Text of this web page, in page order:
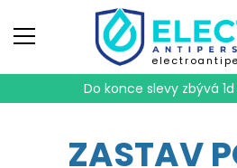
Do konce slevy zbývá
ZASTAV